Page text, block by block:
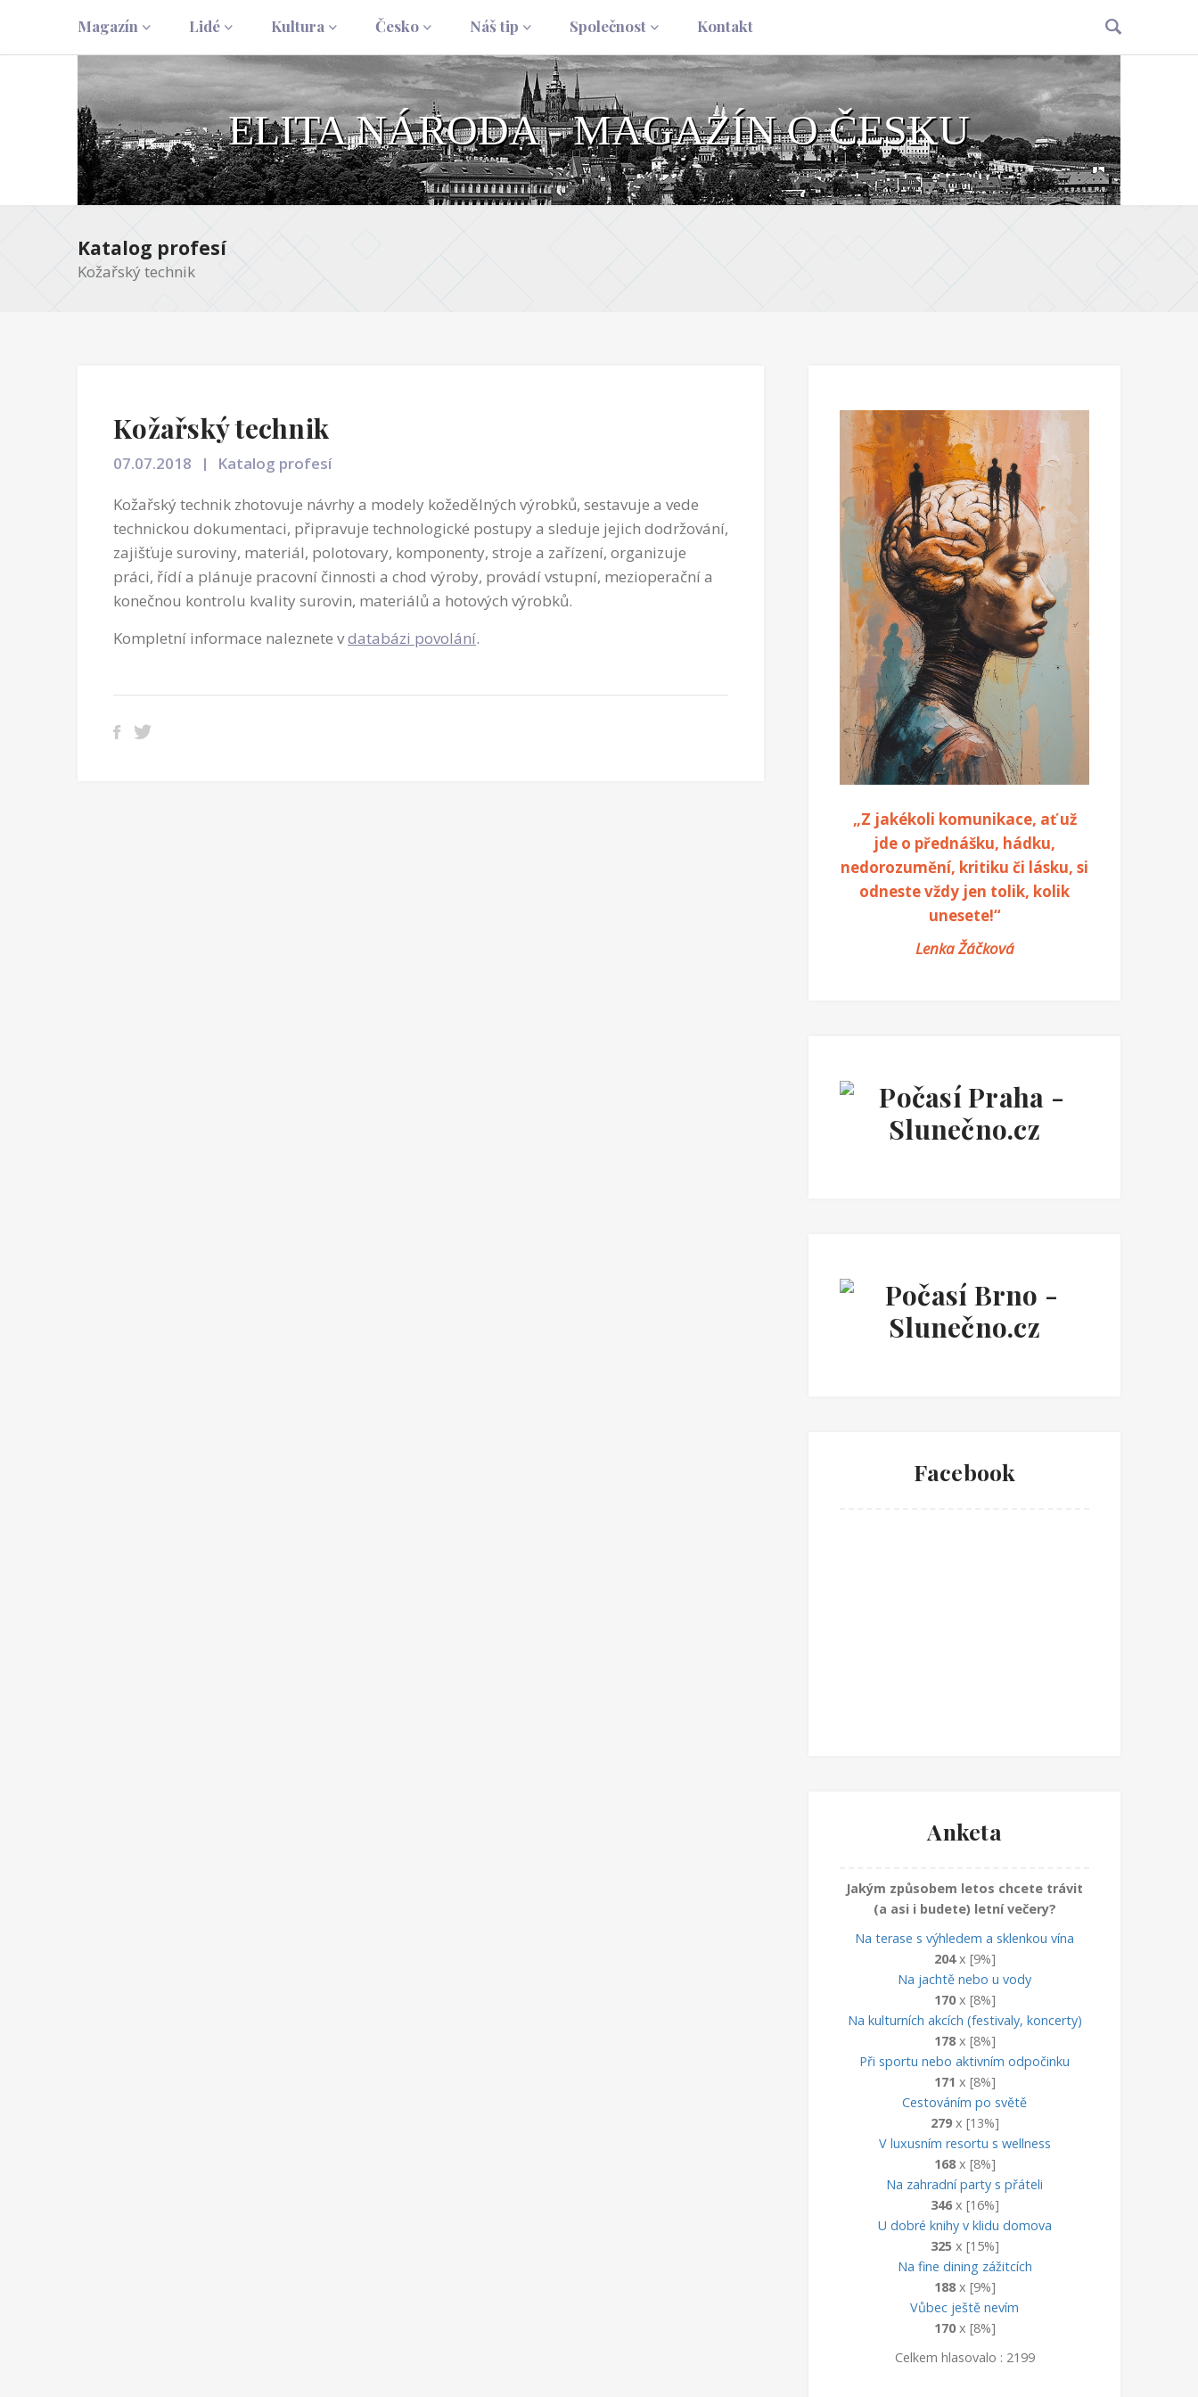
Magazín Lidé Kultura Česko Náš tip Společnost Kontakt
ELITA NÁRODA - MAGAZÍN O ČESKU
Katalog profesí
Kožařský technik
Kožařský technik
07.07.2018
Katalog profesí
Kožařský technik zhotovuje návrhy a modely kožedělných výrobků, sestavuje a vede
technickou dokumentaci, připravuje technologické postupy a sleduje jejich dodržování,
zajišťuje suroviny, materiál, polotovary, komponenty, stroje a zařízení, organizuje
práci, řídí a plánuje pracovní činnosti a chod výroby, provádí vstupní, mezioperační a
konečnou kontrolu kvality surovin, materiálů a hotových výrobků.
Kompletní informace naleznete vdatabázi povolání.
„Z jakékoli komunikace, ať už
jde o přednášku, hádku,
nedorozumění, kritiku či lásku, si
odneste vždy jen tolik, kolik
unesete!“
Lenka Žáčková
Facebook
Anketa
Jakým způsobem letos chcete trávit
(a asi i budete) letní večery?
Na terase s výhledem a sklenkou vína
204x [9%]
Na jachtě nebo u vody
170x [8%]
Na kulturních akcích (festivaly, koncerty)
178x [8%]
Při sportu nebo aktivním odpočinku
171 x [8%]
Cestováním po světě
279x [13%]
V luxusním resortu s wellness
168x [8%]
Na zahradní party s přáteli
346x [16%]
U dobré knihy v klidu domova
325 x [15%]
Na fine dining zážitcích
188x [9%]
Vůbec ještě nevím
170x [8%]
Celkem hlasovalo : 2199